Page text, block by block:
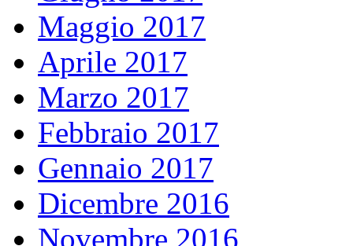
Maggio 2017
Aprile 2017
Marzo 2017
Febbraio 2017
Gennaio 2017
Dicembre 2016
Novembre 2016